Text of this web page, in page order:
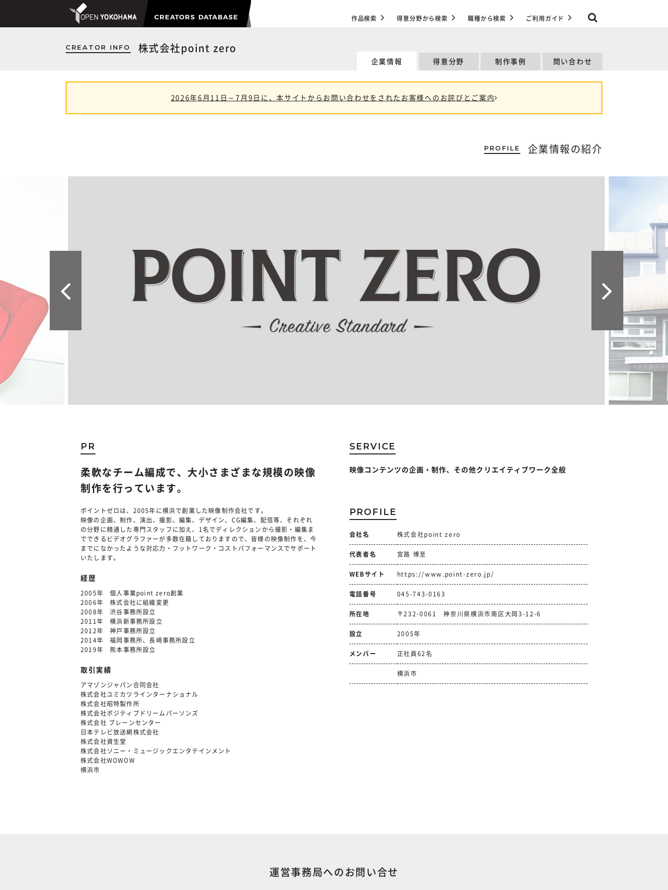
作品検索 得意分野から検索 職種から検索 ご利用ガイド
CREATOR INFO 株式会社point zero
企業情報 得意分野 制作事例 問い合わせ
2026年6月11日～7月9日に、本サイトからお問い合わせをされたお客様へのお詫びとご案内
PROFILE 企業情報の紹介
PR
柔軟なチーム編成で、大小さまざまな規模の映像
制作を行っています。
ポイントゼロは、2005年に横浜で創業した映像制作会社です。
映像の企画、制作、演出、撮影、編集、デザイン、CG編集、配信等、それぞれ
の分野に精通した専門スタッフに加え、1名でディレクションから撮影・編集ま
でできるビデオグラファーが多数在籍しておりますので、皆様の映像制作を、今
までになかったような対応力・フットワーク・コストパフォーマンスでサポート
いたします。
経歴
2005年 個人事業point zero創業
2006年 株式会社に組織変更
2008年 渋谷事務所設立
2011年 横浜新事務所設立
2012年 神戸事務所設立
2014年 福岡事務所、長崎事務所設立
2019年 熊本事務所設立
取引実績
アマゾンジャパン合同会社
株式会社ユミカツラインターナショナル
株式会社昭特製作所
株式会社ポジティブドリームパーソンズ
株式会社 ブレーンセンター
日本テレビ放送網株式会社
株式会社資生堂
株式会社ソニー・ミュージックエンタテインメント
株式会社WOWOW
横浜市
SERVICE
映像コンテンツの企画・制作、その他クリエイティブワーク全般
PROFILE
会社名 株式会社point zero
代表者名 宮路 博至
WEBサイト https://www.point-zero.jp/
電話番号 045-743-0163
所在地 〒232-0061 神奈川県横浜市南区大岡3-12-6
設立 2005年
メンバー 正社員62名
横浜市
運営事務局へのお問い合せ